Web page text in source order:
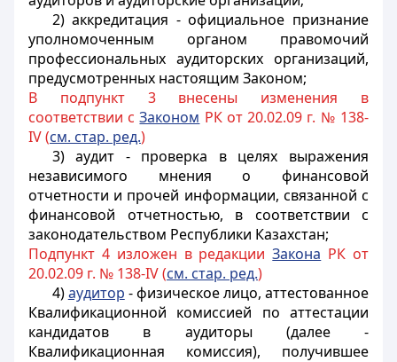
2) аккредитация - официальное признание
уполномоченным органом правомочий
профессиональных аудиторских организаций,
предусмотренных настоящим Законом;
В подпункт 3 внесены изменения в
соответствии сЗаконом РК от 20.02.09 г. № 138-
IV (см. стар. ред.)
3) аудит - проверка в целях выражения
независимого мнения о финансовой
отчетности и прочей информации, связанной с
финансовой отчетностью, в соответствии с
законодательством Республики Казахстан;
Подпункт 4 изложен в редакцииЗакона РК от
20.02.09 г. № 138-IV (см. стар. ред.)
4)аудитор - физическое лицо, аттестованное
Квалификационной комиссией по аттестации
кандидатов в аудиторы (далее -
Квалификационная комиссия), получившее